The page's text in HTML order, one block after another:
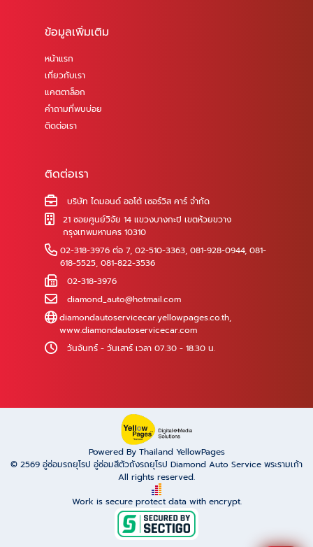
ข้อมูลเพิ่มเติม
หน้าแรก
เกี่ยวกับเรา
แคตตาล็อก
คำถามที่พบบ่อย
ติดต่อเรา
ติดต่อเรา
บริษัท ไดมอนด์ ออโต้ เซอร์วิส คาร์ จำกัด
21 ซอยศูนย์วิจัย 14 แขวงบางกะปิ เขตห้วยขวาง
กรุงเทพมหานคร 10310
02-318-3976 ต่อ 7,02-510-3363,081-928-0944,081-
618-5525,081-822-3536
02-318-3976
diamond_auto@hotmail.com
diamondautoservicecar.yellowpages.co.th,
www.diamondautoservicecar.com
วันจันทร์ - วันเสาร์ เวลา 07.30 - 18.30 น.
Powered By Thailand YellowPages
© 2569 อู่ซ่อมรถยุโรป อู่ซ่อมสีตัวถังรถยุโรป Diamond Auto Service พระรามเก้า
All rights reserved.
Work is secure protect data with encrypt.